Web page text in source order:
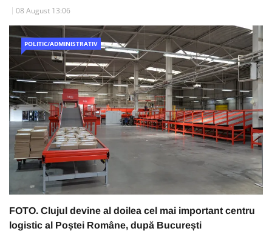
08 August 13:06
POLITIC/ADMINISTRATIV
FOTO. Clujul devine al doilea cel mai important centru
logistic al Poștei Române, după București